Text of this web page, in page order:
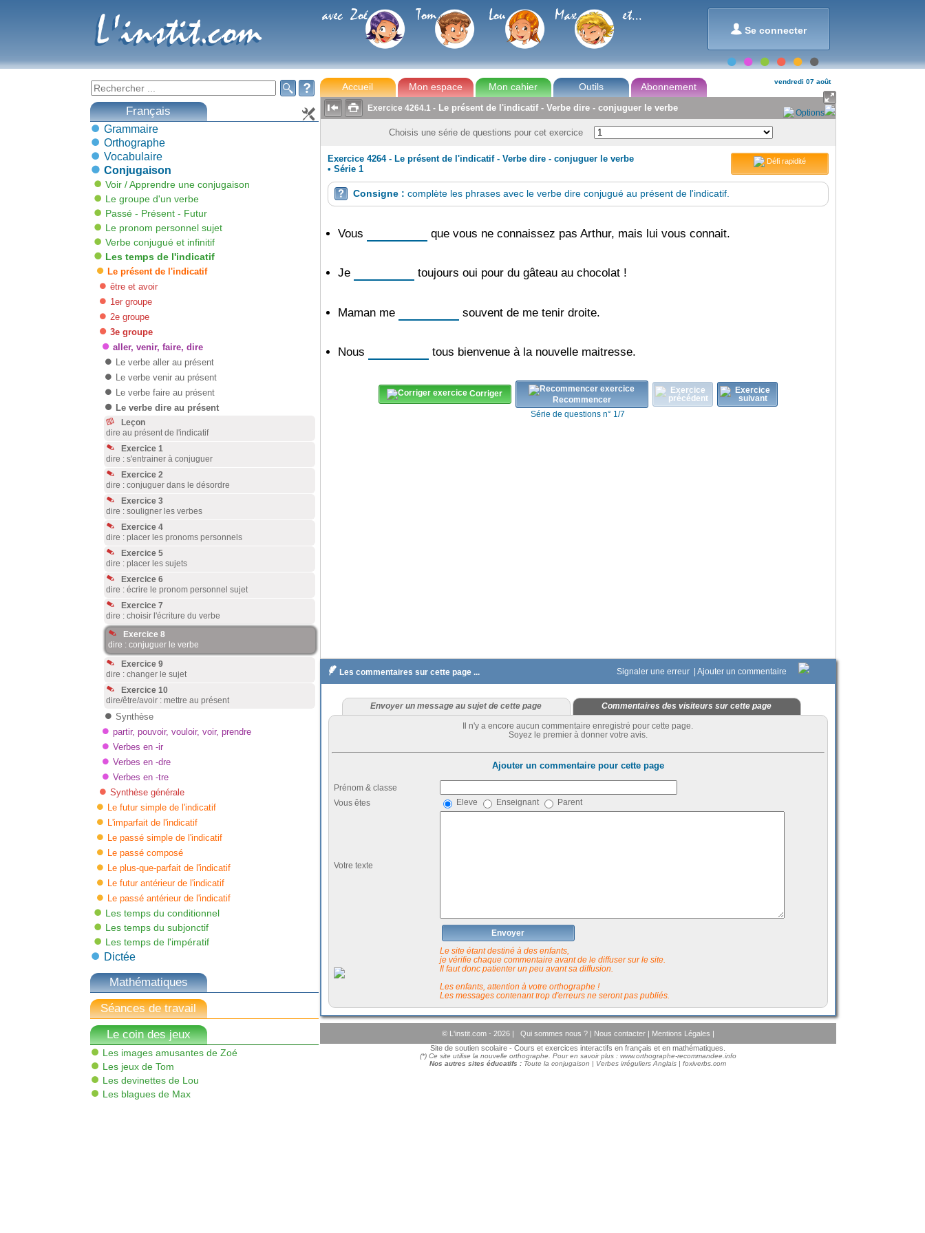
 Se connecter
L'instit.com
L'instit.com avec Zoé Tom Lou Max et...
 

Français
Grammaire
Orthographe
Vocabulaire
Conjugaison
Voir / Apprendre une conjugaison
Le groupe d'un verbe
Passé - Présent - Futur
Le pronom personnel sujet
Verbe conjugué et infinitif
Les temps de l'indicatif
Le présent de l'indicatif
être et avoir
1er groupe
2e groupe
3e groupe
aller, venir, faire, dire
Le verbe aller au présent
Le verbe venir au présent
Le verbe faire au présent
Le verbe dire au présent
Leçon
dire au présent de l'indicatif
Exercice 1
dire : s'entrainer à conjuguer
Exercice 2
dire : conjuguer dans le désordre
Exercice 3
dire : souligner les verbes
Exercice 4
dire : placer les pronoms personnels
Exercice 5
dire : placer les sujets
Exercice 6
dire : écrire le pronom personnel sujet
Exercice 7
dire : choisir l'écriture du verbe
Exercice 8
dire : conjuguer le verbe
Exercice 9
dire : changer le sujet
Exercice 10
dire/être/avoir : mettre au présent
Synthèse
partir, pouvoir, vouloir, voir, prendre
Verbes en -ir
Verbes en -dre
Verbes en -tre
Synthèse générale
Le futur simple de l'indicatif
L'imparfait de l'indicatif
Le passé simple de l'indicatif
Le passé composé
Le plus-que-parfait de l'indicatif
Le futur antérieur de l'indicatif
Le passé antérieur de l'indicatif
Les temps du conditionnel
Les temps du subjonctif
Les temps de l'impératif
Dictée
Mathématiques
Séances de travail
Le coin des jeux
Les images amusantes de Zoé
Les jeux de Tom
Les devinettes de Lou
Les blagues de Max
Accueil Mon espace Mon cahier Outils Abonnement vendredi 07 août

  Exercice 4264.1- Le présent de l'indicatif - Verbe dire - conjuguer le verbe Options
Choisis une série de questions pour cet exercice
Défi rapidité
Exercice 4264 - Le présent de l'indicatif - Verbe dire - conjuguer le verbe
• Série 1
 Consigne : complète les phrases avec le verbe dire conjugué au présent de l'indicatif.
Vous que vous ne connaissez pas Arthur, mais lui vous connait.
Je toujours oui pour du gâteau au chocolat !
Maman me souvent de me tenir droite.
Nous tous bienvenue à la nouvelle maitresse.
Corriger
Recommencer
Série de questions n° 1/7
 Les commentaires sur cette page ... Signaler une erreur | Ajouter un commentaire
Envoyer un message au sujet de cette page Commentaires des visiteurs sur cette page
Il n'y a encore aucun commentaire enregistré pour cette page.
Soyez le premier à donner votre avis.
Ajouter un commentaire pour cette page
Prénom & classe
Vous êtes
Eleve Enseignant Parent
Votre texte
Envoyer
Le site étant destiné à des enfants,
je vérifie chaque commentaire avant de le diffuser sur le site.
Il faut donc patienter un peu avant sa diffusion.
Les enfants, attention à votre orthographe !
Les messages contenant trop d'erreurs ne seront pas publiés.
© L'instit.com - 2026 | Qui sommes nous ? | Nous contacter | Mentions Légales |
Site de soutien scolaire - Cours et exercices interactifs en français et en mathématiques.
(*) Ce site utilise la nouvelle orthographe. Pour en savoir plus : www.orthographe-recommandee.info
Nos autres sites éducatifs : Toute la conjugaison | Verbes irréguliers Anglais | foxiverbs.com